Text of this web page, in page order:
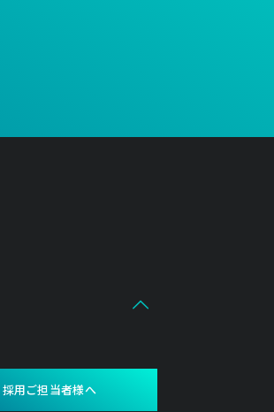
採用ご担当者様へ